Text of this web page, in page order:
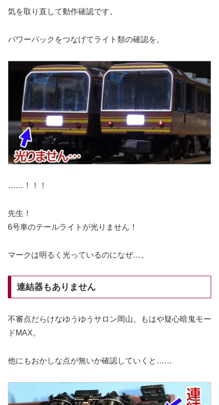
気を取り直して動作確認です。
パワーパックをつなげてライト類の確認を。
……！！！
先生！
6号車のテールライトが光りません！
マークは明るく光っているのになぜ…。
連結器もありません
不審点だらけなゆうゆうサロン岡山。もはや疑心暗鬼モー
ドMAX。
他にもおかしな点が無いか確認していくと……